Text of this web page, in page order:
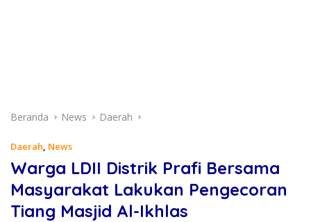
Beranda News Daerah
Daerah, News
Warga LDII Distrik Prafi Bersama
Masyarakat Lakukan Pengecoran
Tiang Masjid Al-Ikhlas